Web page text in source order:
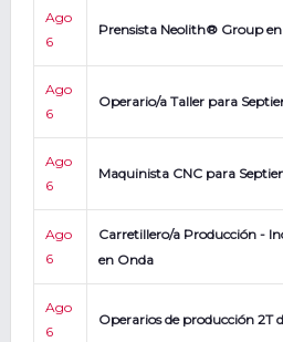
Ago
6
Prensista Neolith® Group
Ago
6
Operario/a Taller para
Ago
6
Maquinista CNC para
Ago
6
Carretillero/a Producción -
en Onda
Ago
6
Operarios de producción 2T